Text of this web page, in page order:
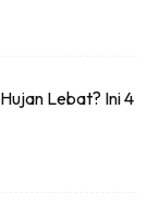
Lebat? Ini 4